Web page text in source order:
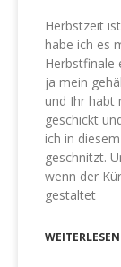
Herbstzeit
habe ich es
Herbstfinale
ja mein
und Ihr habt
geschickt
ich in
geschnitzt.
wenn der
gestaltet